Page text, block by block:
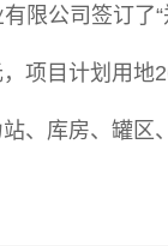
限公司签订了
项目计划用
、库房、罐区